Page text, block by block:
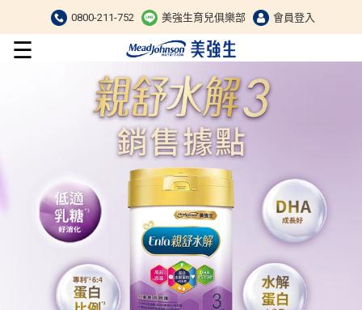
0800-211-752 美強生育兒俱樂部 會員登入
☰